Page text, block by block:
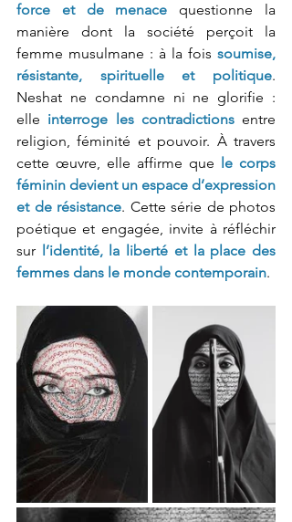
force et de menace questionne la
manière dont la société perçoit la
femme musulmane : à la fois soumise,
résistante, spirituelle et politique.
Neshat ne condamne ni ne glorifie :
elle interroge les contradictions entre
religion, féminité et pouvoir. À travers
cette œuvre, elle affirme que le corps
féminin devient un espace d’expression
et de résistance. Cette série de photos
poétique et engagée, invite à réfléchir
sur l’identité, la liberté et la place des
femmes dans le monde contemporain.